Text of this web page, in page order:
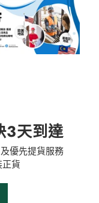
3天到達
優先提貨服務
貨